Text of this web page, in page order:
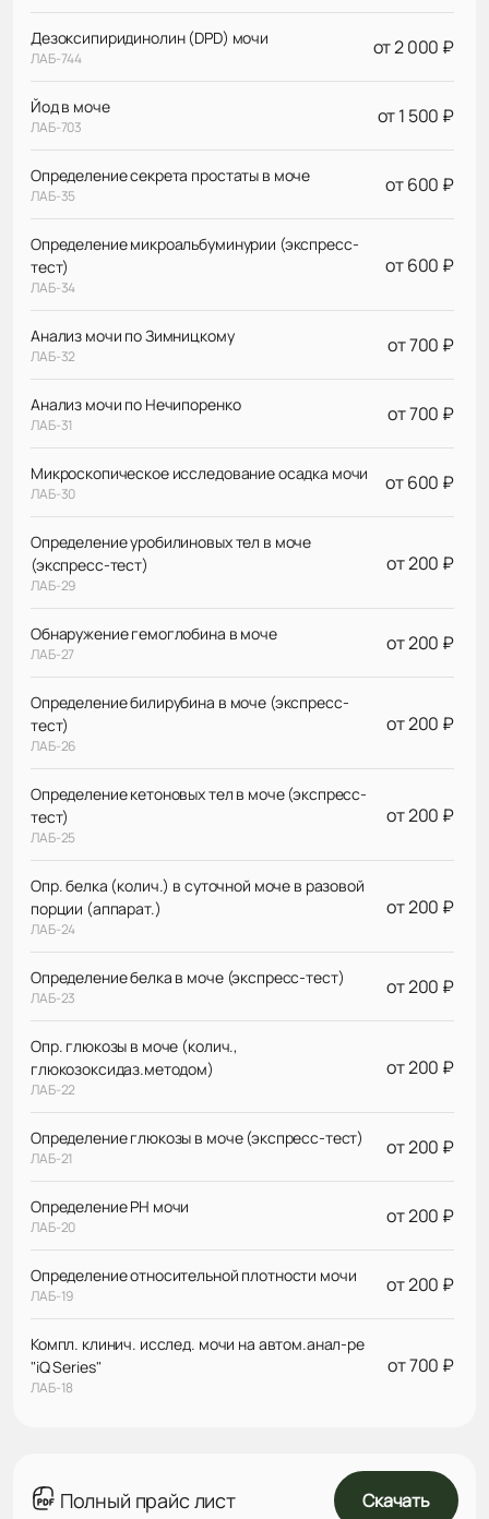
Дезоксипиридинолин (DPD) мочи
ЛАБ-744 от 2 000 ₽
Йод в моче
ЛАБ-703 от 1 500 ₽
Определение секрета простаты в моче
ЛАБ-35 от 600 ₽
Определение микроальбуминурии (экспресс-
тест)
ЛАБ-34
от 600 ₽
Анализ мочи по Зимницкому
ЛАБ-32 от 700 ₽
Анализ мочи по Нечипоренко
ЛАБ-31 от 700 ₽
Микроскопическое исследование осадка мочи
ЛАБ-30 от 600 ₽
Определение уробилиновых тел в моче
(экспресс-тест)
ЛАБ-29
от 200 ₽
Обнаружение гемоглобина в моче
ЛАБ-27 от 200 ₽
Определение билирубина в моче (экспресс-
тест)
ЛАБ-26
от 200 ₽
Определение кетоновых тел в моче (экспресс-
тест)
ЛАБ-25
от 200 ₽
Опр. белка (колич.) в суточной моче в разовой
порции (аппарат.)
ЛАБ-24
от 200 ₽
Определение белка в моче (экспресс-тест)
ЛАБ-23 от 200 ₽
Опр. глюкозы в моче (колич.,
глюкозоксидаз.методом)
ЛАБ-22
от 200 ₽
Определение глюкозы в моче (экспресс-тест)
ЛАБ-21 от 200 ₽
Определение РH мочи
ЛАБ-20 от 200 ₽
Определение относительной плотности мочи
ЛАБ-19 от 200 ₽
Компл. клинич. исслед. мочи на автом.анал-ре
"iQ Series"
ЛАБ-18
от 700 ₽
Полный прайс лист Скачать